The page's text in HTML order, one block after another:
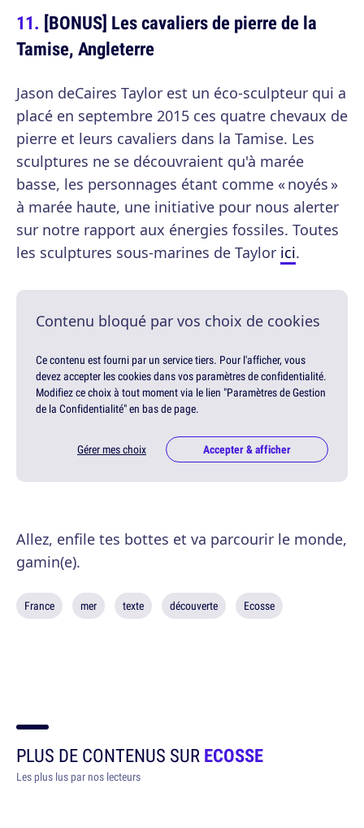
[BONUS] Les cavaliers de pierre de la
Tamise, Angleterre
Jason deCaires Taylor est un éco-sculpteur qui a
placé en septembre 2015 ces quatre chevaux de
pierre et leurs cavaliers dans la Tamise. Les
sculptures ne se découvraient qu'à marée
basse, les personnages étant comme « noyés »
à marée haute, une initiative pour nous alerter
sur notre rapport aux énergies fossiles. Toutes
les sculptures sous-marines de Taylor ici.
Contenu bloqué par vos choix de cookies
Ce contenu est fourni par un service tiers. Pour l'afficher, vous
devez accepter les cookies dans vos paramètres de confidentialité.
Modifiez ce choix à tout moment via le lien "Paramètres de Gestion
de la Confidentialité" en bas de page.
Gérer mes choix Accepter & afficher
Allez, enfile tes bottes et va parcourir le monde,
gamin(e).
France mer texte découverte Ecosse
PLUS DE CONTENUS SURECOSSE
Les plus lus par nos lecteurs